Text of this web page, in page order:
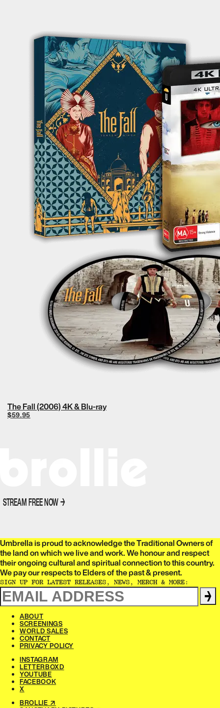
The Fall (2006) 4K & Blu-ray
$59.95
STREAM FREE NOW→
Umbrella is proud to acknowledge the Traditional Owners of
the land on which we live and work. We honour and respect
their ongoing cultural and spiritual connection to this country.
We pay our respects to Elders of the past & present.​​​​‌ ‍ ​‍​‍‌‍ ‌ ​‍‌‍‍‌‌‍‌ ‌‍‍‌‌‍ ‍​‍​‍​ ‍‍​‍​‍‌ ​ ‌‍​‌‌‍ ‍‌‍‍‌‌ ‌​‌ ‍‌​‍ ‍‌‍‍‌‌‍ ​‍​‍​‍ ​​‍​‍‌‍‍​‌ ​‍‌‍‌‌‌‍‌‍​‍​‍​ ‍‍​‍​‍‌‍‍​‌ ‌​‌ ‌​‌ ​​‌ ​ ​ ‍‍​‍ ​‍ ‌ ‌‌‌‍ ‌‌‍​‍‌ ​‍‌‍‌‌‌‍ ​‌‍ ​‌‍​‌​‍ ‍‌ ​ ‌‍​‌‌‍ ‍‌‍‍‌‌ ‌​‌ ‍‌​‍ ‍‌ ​ ‌ ‌​‌ ‌‌‌‍‌​‌‍‍‌‌‍ ​‍ ‌‍‍‌‌‍ ‍‌ ‌​‌‍‌‌‌‍ ‍‌ ‌​​‍ ‌‍‌‌‌‍‌​‌‍‍‌‌ ‌​​‍ ‌‍ ‌‌‍ ‌‍‌​‌‍‌‌​ ‌‌ ​​‌ ​‍‌‍‌‌‌ ​ ‌‍‌‌‌‍ ‍‌ ‌​‌‍​‌‌ ‌​‌‍‍‌‌‍ ‌‍ ‍​ ‍ ‌‍‍‌‌‍‌​​ ‌‌ ​ ‌‍‍‌‌ ‌​‌‍‌‌‌‌​ ‌‍‌‌‌ ‌​‌ ‌​‌‍‍‌‌‍ ‍‌‍‌ ‌ ​ ​ ‍ ‌ ‌​‌ ‍‌‌ ​​‌‍‌‌​ ‌‌ ​ ‌‍‍‌‌ ‌​‌‍‌‌‌‌​ ‌‍‌‌‌ ‌​‌ ‌​‌‍‍‌‌‍ ‍‌‍‌ ‌ ​ ​ ‍ ‌ ​​‌‍​‌‌ ‌​‌‍‍​​ ‌‌‍‌‍‌‍ ‌‍ ‌ ‌​‌‍‌‌‌ ​‍‌​​‌‌‍​ ‌‍‍ ‌‍ ‍‌‍ ‌ ‌ ‌‍ ​‌‍‌‌‌‍‌​‌‍‌ ‌‍‌‌‌‍ ‌‌‍‌‌‌‍ ‍‌ ‌​​‍‌‌​ ‌‌‌​​‍‌‌ ‌‍‍ ‌‍‌‌‌ ‍‌​‍‌‌​ ​ ‌​‌​​‍‌‌​ ​ ‌​‌​​‍‌‌​ ​‍​ ​‍​ ‌‌​ ​‌​ ​ ​ ‌‍​ ‍‌​ ​‌​ ​ ​ ​ ‌‍‌‍​ ‍​​ ‌​​ ​‌​‍‌‌​ ​‍​ ​‍​‍‌‌​ ‌‌‌​‌​​‍ ‍‌‍​ ‌‍‍​‌‍‍‌‌‍ ​‌‍‌​‌ ​‍‌‍‌‌‌‍ ‍​‍‌‌​ ‌‌‌​​‍‌‌ ‌‍‍ ‌‍‌‌‌ ‍‌​‍‌‌​ ​ ‌​‌​​‍‌‌​ ​ ‌​‌​​‍‌‌​ ​‍​ ​‍​ ‌‌‌‍‌​​ ​‍‌‍​‍​ ‌​​ ​‍‌‍‌‍​ ​‍​ ​​‌‍​‌‌‍‌​‌‍​ ​‍‌‌​ ​‍​ ​‍​‍‌‌​ ‌‌‌​‌​​‍ ‍‌ ‌​‌‍‌‌‌ ‍​‌ ‌​​ ‌‍​‍‌‍​‌‌ ​ ‌‍‌‌‌‌‌‌‌ ​‍‌‍ ​​ ‌‌‍‍​‌ ‌​‌ ‌​‌ ​​‌ ​ ​‍‌‌​ ​ ‌​​‌​‍‌‌​ ​‍‌​‌‍​‍‌‌​ ​‍‌​‌‍‌ ‌‌‌‍ ‌‌‍​‍‌ ​‍‌‍‌‌‌‍ ​‌‍ ​‌‍​‌​‍ ‍‌ ​ ‌‍​‌‌‍ ‍‌‍‍‌‌ ‌​‌ ‍‌​‍ ‍‌ ​ ‌ ‌​‌ ‌‌‌‍‌​‌‍‍‌‌‍ ​‍‌‍‌‍‍‌‌‍‌​​ ‌‌ ​ ‌‍‍‌‌ ‌​‌‍‌‌‌‌​ ‌‍‌‌‌ ‌​‌ ‌​‌‍‍‌‌‍ ‍‌‍‌ ‌ ​ ​‍‌‍‌ ‌​‌ ‍‌‌ ​​‌‍‌‌​ ‌‌ ​ ‌‍‍‌‌ ‌​‌‍‌‌‌‌​ ‌‍‌‌‌ ‌​‌ ‌​‌‍‍‌‌‍ ‍‌‍‌ ‌ ​ ​‍‌‍‌ ​​‌‍​‌‌ ‌​‌‍‍​​ ‌‌‍‌‍‌‍ ‌‍ ‌ ‌​‌‍‌‌‌ ​‍‌​​‌‌‍​ ‌‍‍ ‌‍ ‍‌‍ ‌ ‌ ‌‍ ​‌‍‌‌‌‍‌​‌‍‌ ‌‍‌‌‌‍ ‌‌‍‌‌‌‍ ‍‌ ‌​​‍‌‌​ ‌‌‌​​‍‌‌ ‌‍‍ ‌‍‌‌‌ ‍‌​‍‌‌​ ​ ‌​‌​​‍‌‌​ ​ ‌​‌​​‍‌‌​ ​‍​ ​‍​ ‌‌​ ​‌​ ​ ​ ‌‍​ ‍‌​ ​‌​ ​ ​ ​ ‌‍‌‍​ ‍​​ ‌​​ ​‌​‍‌‌​ ​‍​ ​‍​‍‌‌​ ‌‌‌​‌​​‍ ‍‌‍​ ‌‍‍​‌‍‍‌‌‍ ​‌‍‌​‌ ​‍‌‍‌‌‌‍ ‍​‍‌‌​ ‌‌‌​​‍‌‌ ‌‍‍ ‌‍‌‌‌ ‍‌​‍‌‌​ ​ ‌​‌​​‍‌‌​ ​ ‌​‌​​‍‌‌​ ​‍​ ​‍​ ‌‌‌‍‌​​ ​‍‌‍​‍​ ‌​​ ​‍‌‍‌‍​ ​‍​ ​​‌‍​‌‌‍‌​‌‍​ ​‍‌‌​ ​‍​ ​‍​‍‌‌​ ‌‌‌​‌​​‍ ‍‌ ‌​‌‍‌‌‌ ‍​‌ ‌​​‍‌‍‌ ​​‌‍‌‌‌ ​‍‌ ​ ‌ ​​‌‍‌‌‌‍​ ‌ ‌​‌‍‍‌‌ ‌‍‌‍‌‌​ ‌‌ ​​‌ ‌‌‌‍​‍‌‍ ​‌‍‍‌‌ ​ ‌‍‍​‌‍‌‌‌‍‌​​‍​‍‌ ‌
SIGN UP FOR LATEST RELEASES, NEWS, MERCH & MORE:​​​​‌ ‍ ​‍​‍‌‍ ‌ ​‍‌‍‍‌‌‍‌ ‌‍‍‌‌‍ ‍​‍​‍​ ‍‍​‍​‍‌ ​ ‌‍​‌‌‍ ‍‌‍‍‌‌ ‌​‌ ‍‌​‍ ‍‌‍‍‌‌‍ ​‍​‍​‍ ​​‍​‍‌‍‍​‌ ​‍‌‍‌‌‌‍‌‍​‍​‍​ ‍‍​‍​‍‌‍‍​‌ ‌​‌ ‌​‌ ​​‌ ​ ​ ‍‍​‍ ​‍ ‌ ‌‌‌‍ ‌‌‍​‍‌ ​‍‌‍‌‌‌‍ ​‌‍ ​‌‍​‌​‍ ‍‌ ​ ‌‍​‌‌‍ ‍‌‍‍‌‌ ‌​‌ ‍‌​‍ ‍‌ ​ ‌ ‌​‌ ‌‌‌‍‌​‌‍‍‌‌‍ ​‍ ‌‍‍‌‌‍ ‍‌ ‌​‌‍‌‌‌‍ ‍‌ ‌​​‍ ‌‍‌‌‌‍‌​‌‍‍‌‌ ‌​​‍ ‌‍ ‌‌‍ ‌‍‌​‌‍‌‌​ ‌‌ ​​‌ ​‍‌‍‌‌‌ ​ ‌‍‌‌‌‍ ‍‌ ‌​‌‍​‌‌ ‌​‌‍‍‌‌‍ ‌‍ ‍​ ‍ ‌‍‍‌‌‍‌​​ ‌‌ ​ ‌‍‍‌‌ ‌​‌‍‌‌‌‌​ ‌‍‌‌‌ ‌​‌ ‌​‌‍‍‌‌‍ ‍‌‍‌ ‌ ​ ​ ‍ ‌ ‌​‌ ‍‌‌ ​​‌‍‌‌​ ‌‌ ​ ‌‍‍‌‌ ‌​‌‍‌‌‌‌​ ‌‍‌‌‌ ‌​‌ ‌​‌‍‍‌‌‍ ‍‌‍‌ ‌ ​ ​ ‍ ‌ ​​‌‍​‌‌ ‌​‌‍‍​​ ‌‌ ​ ‌ ‌‌‌‍​‍‌ ​ ‌‍​ ‌ ​‍‌‍‍‌‌‍​‍‌‍‌‌‌‌‌​‌‍‌‌‌ ‍​‌ ‌​​ ‌‍​‍‌‍​‌‌ ​ ‌‍‌‌‌‌‌‌‌ ​‍‌‍ ​​ ‌‌‍‍​‌ ‌​‌ ‌​‌ ​​‌ ​ ​‍‌‌​ ​ ‌​​‌​‍‌‌​ ​‍‌​‌‍​‍‌‌​ ​‍‌​‌‍‌ ‌‌‌‍ ‌‌‍​‍‌ ​‍‌‍‌‌‌‍ ​‌‍ ​‌‍​‌​‍ ‍‌ ​ ‌‍​‌‌‍ ‍‌‍‍‌‌ ‌​‌ ‍‌​‍ ‍‌ ​ ‌ ‌​‌ ‌‌‌‍‌​‌‍‍‌‌‍ ​‍‌‍‌‍‍‌‌‍‌​​ ‌‌ ​ ‌‍‍‌‌ ‌​‌‍‌‌‌‌​ ‌‍‌‌‌ ‌​‌ ‌​‌‍‍‌‌‍ ‍‌‍‌ ‌ ​ ​‍‌‍‌ ‌​‌ ‍‌‌ ​​‌‍‌‌​ ‌‌ ​ ‌‍‍‌‌ ‌​‌‍‌‌‌‌​ ‌‍‌‌‌ ‌​‌ ‌​‌‍‍‌‌‍ ‍‌‍‌ ‌ ​ ​‍‌‍‌ ​​‌‍​‌‌ ‌​‌‍‍​​ ‌‌ ​ ‌ ‌‌‌‍​‍‌ ​ ‌‍​ ‌ ​‍‌‍‍‌‌‍​‍‌‍‌‌‌‌‌​‌‍‌‌‌ ‍​‌ ‌​​‍‌‍‌ ​​‌‍‌‌‌ ​‍‌ ​ ‌ ​​‌‍‌‌‌‍​ ‌ ‌​‌‍‍‌‌ ‌‍‌‍‌‌​ ‌‌ ​​‌ ‌‌‌‍​‍‌‍ ​‌‍‍‌‌ ​ ‌‍‍​‌‍‌‌‌‍‌​​‍​‍‌ ‌
→
ABOUT​​​​‌ ‍ ​‍​‍‌‍ ‌ ​‍‌‍‍‌‌‍‌ ‌‍‍‌‌‍ ‍​‍​‍​ ‍‍​‍​‍‌ ​ ‌‍​‌‌‍ ‍‌‍‍‌‌ ‌​‌ ‍‌​‍ ‍‌‍‍‌‌‍ ​‍​‍​‍ ​​‍​‍‌‍‍​‌ ​‍‌‍‌‌‌‍‌‍​‍​‍​ ‍‍​‍​‍‌‍‍​‌ ‌​‌ ‌​‌ ​​‌ ​ ​ ‍‍​‍ ​‍ ‌ ‌‌‌‍ ‌‌‍​‍‌ ​‍‌‍‌‌‌‍ ​‌‍ ​‌‍​‌​‍ ‍‌ ​ ‌‍​‌‌‍ ‍‌‍‍‌‌ ‌​‌ ‍‌​‍ ‍‌ ​ ‌ ‌​‌ ‌‌‌‍‌​‌‍‍‌‌‍ ​‍ ‌‍‍‌‌‍ ‍‌ ‌​‌‍‌‌‌‍ ‍‌ ‌​​‍ ‌‍‌‌‌‍‌​‌‍‍‌‌ ‌​​‍ ‌‍ ‌‌‍ ‌‍‌​‌‍‌‌​ ‌‌ ​​‌ ​‍‌‍‌‌‌ ​ ‌‍‌‌‌‍ ‍‌ ‌​‌‍​‌‌ ‌​‌‍‍‌‌‍ ‌‍ ‍​ ‍ ‌‍‍‌‌‍‌​​ ‌‌ ​ ‌‍‍‌‌ ‌​‌‍‌‌‌‌​ ‌‍‌‌‌ ‌​‌ ‌​‌‍‍‌‌‍ ‍‌‍‌ ‌ ​ ​ ‍ ‌ ‌​‌ ‍‌‌ ​​‌‍‌‌​ ‌‌ ​ ‌‍‍‌‌ ‌​‌‍‌‌‌‌​ ‌‍‌‌‌ ‌​‌ ‌​‌‍‍‌‌‍ ‍‌‍‌ ‌ ​ ​ ‍ ‌ ​​‌‍​‌‌ ‌​‌‍‍​​ ‌‌‍‌‍‌‍ ‌‍ ‌ ‌​‌‍‌‌‌ ​‍‌​ ‌‌‍‌‌‌‍ ‍‌ ‌‌​‍‌‌​ ‌‌‌​​‍‌‌ ‌‍‍ ‌‍‌‌‌ ‍‌​‍‌‌​ ​ ‌​‌​​‍‌‌​ ​ ‌​‌​​‍‌‌​ ​‍​ ​‍​ ​‍​ ​​​ ​‌​ ​​​ ​ ​ ​​​ ​‍​ ​ ​‍ ‌​ ‌​​ ‌​​ ‌​‌‍‌‌​‍ ‌​ ‌​‌‍​‌‌‍​‍​ ​‌​‍ ‌‌‍​‍​ ‍‌‌‍​‌​ ‌‌​‍ ‌​ ‌‍​ ​​​ ‍​​ ‌ ‌‍‌‌​ ​​​ ​ ​ ‍‌‌‍​‌‌‍‌​​ ​‍​ ​ ​‍‌‌​ ​‍​ ​‍​‍‌‌​ ‌‌‌​‌​​‍ ‍‌ ‌​‌‍‍‌‌ ‌​‌‍ ​‌‍‌‌​ ‌‍​‍‌‍​‌‌ ​ ‌‍‌‌‌‌‌‌‌ ​‍‌‍ ​​ ‌‌‍‍​‌ ‌​‌ ‌​‌ ​​‌ ​ ​‍‌‌​ ​ ‌​​‌​‍‌‌​ ​‍‌​‌‍​‍‌‌​ ​‍‌​‌‍‌ ‌‌‌‍ ‌‌‍​‍‌ ​‍‌‍‌‌‌‍ ​‌‍ ​‌‍​‌​‍ ‍‌ ​ ‌‍​‌‌‍ ‍‌‍‍‌‌ ‌​‌ ‍‌​‍ ‍‌ ​ ‌ ‌​‌ ‌‌‌‍‌​‌‍‍‌‌‍ ​‍‌‍‌‍‍‌‌‍‌​​ ‌‌ ​ ‌‍‍‌‌ ‌​‌‍‌‌‌‌​ ‌‍‌‌‌ ‌​‌ ‌​‌‍‍‌‌‍ ‍‌‍‌ ‌ ​ ​‍‌‍‌ ‌​‌ ‍‌‌ ​​‌‍‌‌​ ‌‌ ​ ‌‍‍‌‌ ‌​‌‍‌‌‌‌​ ‌‍‌‌‌ ‌​‌ ‌​‌‍‍‌‌‍ ‍‌‍‌ ‌ ​ ​‍‌‍‌ ​​‌‍​‌‌ ‌​‌‍‍​​ ‌‌‍‌‍‌‍ ‌‍ ‌ ‌​‌‍‌‌‌ ​‍‌​ ‌‌‍‌‌‌‍ ‍‌ ‌‌​‍‌‌​ ‌‌‌​​‍‌‌ ‌‍‍ ‌‍‌‌‌ ‍‌​‍‌‌​ ​ ‌​‌​​‍‌‌​ ​ ‌​‌​​‍‌‌​ ​‍​ ​‍​ ​‍​ ​​​ ​‌​ ​​​ ​ ​ ​​​ ​‍​ ​ ​‍ ‌​ ‌​​ ‌​​ ‌​‌‍‌‌​‍ ‌​ ‌​‌‍​‌‌‍​‍​ ​‌​‍ ‌‌‍​‍​ ‍‌‌‍​‌​ ‌‌​‍ ‌​ ‌‍​ ​​​ ‍​​ ‌ ‌‍‌‌​ ​​​ ​ ​ ‍‌‌‍​‌‌‍‌​​ ​‍​ ​ ​‍‌‌​ ​‍​ ​‍​‍‌‌​ ‌‌‌​‌​​‍ ‍‌ ‌​‌‍‍‌‌ ‌​‌‍ ​‌‍‌‌​‍‌‍‌ ​​‌‍‌‌‌ ​‍‌ ​ ‌ ​​‌‍‌‌‌‍​ ‌ ‌​‌‍‍‌‌ ‌‍‌‍‌‌​ ‌‌ ​​‌ ‌‌‌‍​‍‌‍ ​‌‍‍‌‌ ​ ‌‍‍​‌‍‌‌‌‍‌​​‍​‍‌ ‌
SCREENINGS​​​​‌ ‍ ​‍​‍‌‍ ‌ ​‍‌‍‍‌‌‍‌ ‌‍‍‌‌‍ ‍​‍​‍​ ‍‍​‍​‍‌ ​ ‌‍​‌‌‍ ‍‌‍‍‌‌ ‌​‌ ‍‌​‍ ‍‌‍‍‌‌‍ ​‍​‍​‍ ​​‍​‍‌‍‍​‌ ​‍‌‍‌‌‌‍‌‍​‍​‍​ ‍‍​‍​‍‌‍‍​‌ ‌​‌ ‌​‌ ​​‌ ​ ​ ‍‍​‍ ​‍ ‌ ‌‌‌‍ ‌‌‍​‍‌ ​‍‌‍‌‌‌‍ ​‌‍ ​‌‍​‌​‍ ‍‌ ​ ‌‍​‌‌‍ ‍‌‍‍‌‌ ‌​‌ ‍‌​‍ ‍‌ ​ ‌ ‌​‌ ‌‌‌‍‌​‌‍‍‌‌‍ ​‍ ‌‍‍‌‌‍ ‍‌ ‌​‌‍‌‌‌‍ ‍‌ ‌​​‍ ‌‍‌‌‌‍‌​‌‍‍‌‌ ‌​​‍ ‌‍ ‌‌‍ ‌‍‌​‌‍‌‌​ ‌‌ ​​‌ ​‍‌‍‌‌‌ ​ ‌‍‌‌‌‍ ‍‌ ‌​‌‍​‌‌ ‌​‌‍‍‌‌‍ ‌‍ ‍​ ‍ ‌‍‍‌‌‍‌​​ ‌‌ ​ ‌‍‍‌‌ ‌​‌‍‌‌‌‌​ ‌‍‌‌‌ ‌​‌ ‌​‌‍‍‌‌‍ ‍‌‍‌ ‌ ​ ​ ‍ ‌ ‌​‌ ‍‌‌ ​​‌‍‌‌​ ‌‌ ​ ‌‍‍‌‌ ‌​‌‍‌‌‌‌​ ‌‍‌‌‌ ‌​‌ ‌​‌‍‍‌‌‍ ‍‌‍‌ ‌ ​ ​ ‍ ‌ ​​‌‍​‌‌ ‌​‌‍‍​​ ‌‌‍‌‍‌‍ ‌‍ ‌ ‌​‌‍‌‌‌ ​‍‌​ ‌‌‍‌‌‌‍ ‍‌ ‌‌​‍‌‌​ ‌‌‌​​‍‌‌ ‌‍‍ ‌‍‌‌‌ ‍‌​‍‌‌​ ​ ‌​‌​​‍‌‌​ ​ ‌​‌​​‍‌‌​ ​‍​ ​‍‌‍‌​​ ‍​​ ​‍‌‍‌​‌‍​‍​ ‍​​ ‍‌​ ​ ​ ​‍​ ​‌​ ​‌‌‍​‌​‍‌‌​ ​‍​ ​‍​‍‌‌​ ‌‌‌​‌​​‍ ‍‌ ‌​‌‍‍‌‌ ‌​‌‍ ​‌‍‌‌​ ‌‍​‍‌‍​‌‌ ​ ‌‍‌‌‌‌‌‌‌ ​‍‌‍ ​​ ‌‌‍‍​‌ ‌​‌ ‌​‌ ​​‌ ​ ​‍‌‌​ ​ ‌​​‌​‍‌‌​ ​‍‌​‌‍​‍‌‌​ ​‍‌​‌‍‌ ‌‌‌‍ ‌‌‍​‍‌ ​‍‌‍‌‌‌‍ ​‌‍ ​‌‍​‌​‍ ‍‌ ​ ‌‍​‌‌‍ ‍‌‍‍‌‌ ‌​‌ ‍‌​‍ ‍‌ ​ ‌ ‌​‌ ‌‌‌‍‌​‌‍‍‌‌‍ ​‍‌‍‌‍‍‌‌‍‌​​ ‌‌ ​ ‌‍‍‌‌ ‌​‌‍‌‌‌‌​ ‌‍‌‌‌ ‌​‌ ‌​‌‍‍‌‌‍ ‍‌‍‌ ‌ ​ ​‍‌‍‌ ‌​‌ ‍‌‌ ​​‌‍‌‌​ ‌‌ ​ ‌‍‍‌‌ ‌​‌‍‌‌‌‌​ ‌‍‌‌‌ ‌​‌ ‌​‌‍‍‌‌‍ ‍‌‍‌ ‌ ​ ​‍‌‍‌ ​​‌‍​‌‌ ‌​‌‍‍​​ ‌‌‍‌‍‌‍ ‌‍ ‌ ‌​‌‍‌‌‌ ​‍‌​ ‌‌‍‌‌‌‍ ‍‌ ‌‌​‍‌‌​ ‌‌‌​​‍‌‌ ‌‍‍ ‌‍‌‌‌ ‍‌​‍‌‌​ ​ ‌​‌​​‍‌‌​ ​ ‌​‌​​‍‌‌​ ​‍​ ​‍‌‍‌​​ ‍​​ ​‍‌‍‌​‌‍​‍​ ‍​​ ‍‌​ ​ ​ ​‍​ ​‌​ ​‌‌‍​‌​‍‌‌​ ​‍​ ​‍​‍‌‌​ ‌‌‌​‌​​‍ ‍‌ ‌​‌‍‍‌‌ ‌​‌‍ ​‌‍‌‌​‍‌‍‌ ​​‌‍‌‌‌ ​‍‌ ​ ‌ ​​‌‍‌‌‌‍​ ‌ ‌​‌‍‍‌‌ ‌‍‌‍‌‌​ ‌‌ ​​‌ ‌‌‌‍​‍‌‍ ​‌‍‍‌‌ ​ ‌‍‍​‌‍‌‌‌‍‌​​‍​‍‌ ‌
WORLD SALES​​​​‌ ‍ ​‍​‍‌‍ ‌ ​‍‌‍‍‌‌‍‌ ‌‍‍‌‌‍ ‍​‍​‍​ ‍‍​‍​‍‌ ​ ‌‍​‌‌‍ ‍‌‍‍‌‌ ‌​‌ ‍‌​‍ ‍‌‍‍‌‌‍ ​‍​‍​‍ ​​‍​‍‌‍‍​‌ ​‍‌‍‌‌‌‍‌‍​‍​‍​ ‍‍​‍​‍‌‍‍​‌ ‌​‌ ‌​‌ ​​‌ ​ ​ ‍‍​‍ ​‍ ‌ ‌‌‌‍ ‌‌‍​‍‌ ​‍‌‍‌‌‌‍ ​‌‍ ​‌‍​‌​‍ ‍‌ ​ ‌‍​‌‌‍ ‍‌‍‍‌‌ ‌​‌ ‍‌​‍ ‍‌ ​ ‌ ‌​‌ ‌‌‌‍‌​‌‍‍‌‌‍ ​‍ ‌‍‍‌‌‍ ‍‌ ‌​‌‍‌‌‌‍ ‍‌ ‌​​‍ ‌‍‌‌‌‍‌​‌‍‍‌‌ ‌​​‍ ‌‍ ‌‌‍ ‌‍‌​‌‍‌‌​ ‌‌ ​​‌ ​‍‌‍‌‌‌ ​ ‌‍‌‌‌‍ ‍‌ ‌​‌‍​‌‌ ‌​‌‍‍‌‌‍ ‌‍ ‍​ ‍ ‌‍‍‌‌‍‌​​ ‌‌ ​ ‌‍‍‌‌ ‌​‌‍‌‌‌‌​ ‌‍‌‌‌ ‌​‌ ‌​‌‍‍‌‌‍ ‍‌‍‌ ‌ ​ ​ ‍ ‌ ‌​‌ ‍‌‌ ​​‌‍‌‌​ ‌‌ ​ ‌‍‍‌‌ ‌​‌‍‌‌‌‌​ ‌‍‌‌‌ ‌​‌ ‌​‌‍‍‌‌‍ ‍‌‍‌ ‌ ​ ​ ‍ ‌ ​​‌‍​‌‌ ‌​‌‍‍​​ ‌‌‍‌‍‌‍ ‌‍ ‌ ‌​‌‍‌‌‌ ​‍‌​ ‌‌‍‌‌‌‍ ‍‌ ‌‌​‍‌‌​ ‌‌‌​​‍‌‌ ‌‍‍ ‌‍‌‌‌ ‍‌​‍‌‌​ ​ ‌​‌​​‍‌‌​ ​ ‌​‌​​‍‌‌​ ​‍​ ​‍​ ​‌​ ​​​ ​ ​ ‍​​ ​‌​ ​​​ ​‍​ ‌​​‍ ‌‌‍​‌‌‍‌​‌‍‌​‌‍​ ​‍ ‌​ ‌​​ ‍‌​ ​ ​ ‌​​‍ ‌‌‍​‌​ ​‌​ ‌​‌‍​ ​‍ ‌‌‍‌‌​ ​‌​ ‌‍​ ‌‌​ ​ ​ ‍‌​ ‍​​ ‌‍‌‍‌‍‌‍​ ‌‍‌‌​ ​‍​‍‌‌​ ​‍​ ​‍​‍‌‌​ ‌‌‌​‌​​‍ ‍‌ ‌​‌‍‍‌‌ ‌​‌‍ ​‌‍‌‌​ ‌‍​‍‌‍​‌‌ ​ ‌‍‌‌‌‌‌‌‌ ​‍‌‍ ​​ ‌‌‍‍​‌ ‌​‌ ‌​‌ ​​‌ ​ ​‍‌‌​ ​ ‌​​‌​‍‌‌​ ​‍‌​‌‍​‍‌‌​ ​‍‌​‌‍‌ ‌‌‌‍ ‌‌‍​‍‌ ​‍‌‍‌‌‌‍ ​‌‍ ​‌‍​‌​‍ ‍‌ ​ ‌‍​‌‌‍ ‍‌‍‍‌‌ ‌​‌ ‍‌​‍ ‍‌ ​ ‌ ‌​‌ ‌‌‌‍‌​‌‍‍‌‌‍ ​‍‌‍‌‍‍‌‌‍‌​​ ‌‌ ​ ‌‍‍‌‌ ‌​‌‍‌‌‌‌​ ‌‍‌‌‌ ‌​‌ ‌​‌‍‍‌‌‍ ‍‌‍‌ ‌ ​ ​‍‌‍‌ ‌​‌ ‍‌‌ ​​‌‍‌‌​ ‌‌ ​ ‌‍‍‌‌ ‌​‌‍‌‌‌‌​ ‌‍‌‌‌ ‌​‌ ‌​‌‍‍‌‌‍ ‍‌‍‌ ‌ ​ ​‍‌‍‌ ​​‌‍​‌‌ ‌​‌‍‍​​ ‌‌‍‌‍‌‍ ‌‍ ‌ ‌​‌‍‌‌‌ ​‍‌​ ‌‌‍‌‌‌‍ ‍‌ ‌‌​‍‌‌​ ‌‌‌​​‍‌‌ ‌‍‍ ‌‍‌‌‌ ‍‌​‍‌‌​ ​ ‌​‌​​‍‌‌​ ​ ‌​‌​​‍‌‌​ ​‍​ ​‍​ ​‌​ ​​​ ​ ​ ‍​​ ​‌​ ​​​ ​‍​ ‌​​‍ ‌‌‍​‌‌‍‌​‌‍‌​‌‍​ ​‍ ‌​ ‌​​ ‍‌​ ​ ​ ‌​​‍ ‌‌‍​‌​ ​‌​ ‌​‌‍​ ​‍ ‌‌‍‌‌​ ​‌​ ‌‍​ ‌‌​ ​ ​ ‍‌​ ‍​​ ‌‍‌‍‌‍‌‍​ ‌‍‌‌​ ​‍​‍‌‌​ ​‍​ ​‍​‍‌‌​ ‌‌‌​‌​​‍ ‍‌ ‌​‌‍‍‌‌ ‌​‌‍ ​‌‍‌‌​‍‌‍‌ ​​‌‍‌‌‌ ​‍‌ ​ ‌ ​​‌‍‌‌‌‍​ ‌ ‌​‌‍‍‌‌ ‌‍‌‍‌‌​ ‌‌ ​​‌ ‌‌‌‍​‍‌‍ ​‌‍‍‌‌ ​ ‌‍‍​‌‍‌‌‌‍‌​​‍​‍‌ ‌
CONTACT​​​​‌ ‍ ​‍​‍‌‍ ‌ ​‍‌‍‍‌‌‍‌ ‌‍‍‌‌‍ ‍​‍​‍​ ‍‍​‍​‍‌ ​ ‌‍​‌‌‍ ‍‌‍‍‌‌ ‌​‌ ‍‌​‍ ‍‌‍‍‌‌‍ ​‍​‍​‍ ​​‍​‍‌‍‍​‌ ​‍‌‍‌‌‌‍‌‍​‍​‍​ ‍‍​‍​‍‌‍‍​‌ ‌​‌ ‌​‌ ​​‌ ​ ​ ‍‍​‍ ​‍ ‌ ‌‌‌‍ ‌‌‍​‍‌ ​‍‌‍‌‌‌‍ ​‌‍ ​‌‍​‌​‍ ‍‌ ​ ‌‍​‌‌‍ ‍‌‍‍‌‌ ‌​‌ ‍‌​‍ ‍‌ ​ ‌ ‌​‌ ‌‌‌‍‌​‌‍‍‌‌‍ ​‍ ‌‍‍‌‌‍ ‍‌ ‌​‌‍‌‌‌‍ ‍‌ ‌​​‍ ‌‍‌‌‌‍‌​‌‍‍‌‌ ‌​​‍ ‌‍ ‌‌‍ ‌‍‌​‌‍‌‌​ ‌‌ ​​‌ ​‍‌‍‌‌‌ ​ ‌‍‌‌‌‍ ‍‌ ‌​‌‍​‌‌ ‌​‌‍‍‌‌‍ ‌‍ ‍​ ‍ ‌‍‍‌‌‍‌​​ ‌‌ ​ ‌‍‍‌‌ ‌​‌‍‌‌‌‌​ ‌‍‌‌‌ ‌​‌ ‌​‌‍‍‌‌‍ ‍‌‍‌ ‌ ​ ​ ‍ ‌ ‌​‌ ‍‌‌ ​​‌‍‌‌​ ‌‌ ​ ‌‍‍‌‌ ‌​‌‍‌‌‌‌​ ‌‍‌‌‌ ‌​‌ ‌​‌‍‍‌‌‍ ‍‌‍‌ ‌ ​ ​ ‍ ‌ ​​‌‍​‌‌ ‌​‌‍‍​​ ‌‌‍‌‍‌‍ ‌‍ ‌ ‌​‌‍‌‌‌ ​‍‌​ ‌‌‍‌‌‌‍ ‍‌ ‌‌​‍‌‌​ ‌‌‌​​‍‌‌ ‌‍‍ ‌‍‌‌‌ ‍‌​‍‌‌​ ​ ‌​‌​​‍‌‌​ ​ ‌​‌​​‍‌‌​ ​‍​ ​‍​ ​ ‌‍​ ​ ​‍​ ‌ ​ ‍​​ ‌​​ ‌​‌‍​‍​‍ ‌‌‍‌​‌‍‌‍‌‍​ ​ ‌‍​‍ ‌​ ‌​‌‍​‌‌‍​‍​ ​‍​‍ ‌‌‍​‌‌‍​‍​ ​​​ ‌​​‍ ‌‌‍‌‍​ ​​‌‍‌​​ ‌​​ ‌‌‌‍‌​​ ‍​​ ​‌‌‍​ ​ ‌‌‌‍​‌​ ‍​​‍‌‌​ ​‍​ ​‍​‍‌‌​ ‌‌‌​‌​​‍ ‍‌ ‌​‌‍‍‌‌ ‌​‌‍ ​‌‍‌‌​ ‌‍​‍‌‍​‌‌ ​ ‌‍‌‌‌‌‌‌‌ ​‍‌‍ ​​ ‌‌‍‍​‌ ‌​‌ ‌​‌ ​​‌ ​ ​‍‌‌​ ​ ‌​​‌​‍‌‌​ ​‍‌​‌‍​‍‌‌​ ​‍‌​‌‍‌ ‌‌‌‍ ‌‌‍​‍‌ ​‍‌‍‌‌‌‍ ​‌‍ ​‌‍​‌​‍ ‍‌ ​ ‌‍​‌‌‍ ‍‌‍‍‌‌ ‌​‌ ‍‌​‍ ‍‌ ​ ‌ ‌​‌ ‌‌‌‍‌​‌‍‍‌‌‍ ​‍‌‍‌‍‍‌‌‍‌​​ ‌‌ ​ ‌‍‍‌‌ ‌​‌‍‌‌‌‌​ ‌‍‌‌‌ ‌​‌ ‌​‌‍‍‌‌‍ ‍‌‍‌ ‌ ​ ​‍‌‍‌ ‌​‌ ‍‌‌ ​​‌‍‌‌​ ‌‌ ​ ‌‍‍‌‌ ‌​‌‍‌‌‌‌​ ‌‍‌‌‌ ‌​‌ ‌​‌‍‍‌‌‍ ‍‌‍‌ ‌ ​ ​‍‌‍‌ ​​‌‍​‌‌ ‌​‌‍‍​​ ‌‌‍‌‍‌‍ ‌‍ ‌ ‌​‌‍‌‌‌ ​‍‌​ ‌‌‍‌‌‌‍ ‍‌ ‌‌​‍‌‌​ ‌‌‌​​‍‌‌ ‌‍‍ ‌‍‌‌‌ ‍‌​‍‌‌​ ​ ‌​‌​​‍‌‌​ ​ ‌​‌​​‍‌‌​ ​‍​ ​‍​ ​ ‌‍​ ​ ​‍​ ‌ ​ ‍​​ ‌​​ ‌​‌‍​‍​‍ ‌‌‍‌​‌‍‌‍‌‍​ ​ ‌‍​‍ ‌​ ‌​‌‍​‌‌‍​‍​ ​‍​‍ ‌‌‍​‌‌‍​‍​ ​​​ ‌​​‍ ‌‌‍‌‍​ ​​‌‍‌​​ ‌​​ ‌‌‌‍‌​​ ‍​​ ​‌‌‍​ ​ ‌‌‌‍​‌​ ‍​​‍‌‌​ ​‍​ ​‍​‍‌‌​ ‌‌‌​‌​​‍ ‍‌ ‌​‌‍‍‌‌ ‌​‌‍ ​‌‍‌‌​‍‌‍‌ ​​‌‍‌‌‌ ​‍‌ ​ ‌ ​​‌‍‌‌‌‍​ ‌ ‌​‌‍‍‌‌ ‌‍‌‍‌‌​ ‌‌ ​​‌ ‌‌‌‍​‍‌‍ ​‌‍‍‌‌ ​ ‌‍‍​‌‍‌‌‌‍‌​​‍​‍‌ ‌
PRIVACY POLICY​​​​‌ ‍ ​‍​‍‌‍ ‌ ​‍‌‍‍‌‌‍‌ ‌‍‍‌‌‍ ‍​‍​‍​ ‍‍​‍​‍‌ ​ ‌‍​‌‌‍ ‍‌‍‍‌‌ ‌​‌ ‍‌​‍ ‍‌‍‍‌‌‍ ​‍​‍​‍ ​​‍​‍‌‍‍​‌ ​‍‌‍‌‌‌‍‌‍​‍​‍​ ‍‍​‍​‍‌‍‍​‌ ‌​‌ ‌​‌ ​​‌ ​ ​ ‍‍​‍ ​‍ ‌ ‌‌‌‍ ‌‌‍​‍‌ ​‍‌‍‌‌‌‍ ​‌‍ ​‌‍​‌​‍ ‍‌ ​ ‌‍​‌‌‍ ‍‌‍‍‌‌ ‌​‌ ‍‌​‍ ‍‌ ​ ‌ ‌​‌ ‌‌‌‍‌​‌‍‍‌‌‍ ​‍ ‌‍‍‌‌‍ ‍‌ ‌​‌‍‌‌‌‍ ‍‌ ‌​​‍ ‌‍‌‌‌‍‌​‌‍‍‌‌ ‌​​‍ ‌‍ ‌‌‍ ‌‍‌​‌‍‌‌​ ‌‌ ​​‌ ​‍‌‍‌‌‌ ​ ‌‍‌‌‌‍ ‍‌ ‌​‌‍​‌‌ ‌​‌‍‍‌‌‍ ‌‍ ‍​ ‍ ‌‍‍‌‌‍‌​​ ‌‌ ​ ‌‍‍‌‌ ‌​‌‍‌‌‌‌​ ‌‍‌‌‌ ‌​‌ ‌​‌‍‍‌‌‍ ‍‌‍‌ ‌ ​ ​ ‍ ‌ ‌​‌ ‍‌‌ ​​‌‍‌‌​ ‌‌ ​ ‌‍‍‌‌ ‌​‌‍‌‌‌‌​ ‌‍‌‌‌ ‌​‌ ‌​‌‍‍‌‌‍ ‍‌‍‌ ‌ ​ ​ ‍ ‌ ​​‌‍​‌‌ ‌​‌‍‍​​ ‌‌‍‌‍‌‍ ‌‍ ‌ ‌​‌‍‌‌‌ ​‍‌​ ‌‌‍‌‌‌‍ ‍‌ ‌‌​‍‌‌​ ‌‌‌​​‍‌‌ ‌‍‍ ‌‍‌‌‌ ‍‌​‍‌‌​ ​ ‌​‌​​‍‌‌​ ​ ‌​‌​​‍‌‌​ ​‍​ ​‍‌‍‌‍‌‍​‍‌‍​‌​ ‍​​ ‌‌​ ‍‌​ ‌‍​ ‍‌​‍ ‌​ ‌‌​ ​​​ ‌ ‌‍‌‍​‍ ‌​ ‌​​ ‌​​ ​‍‌‍​‌​‍ ‌​ ‍‌​ ‌‌‌‍‌‌​ ‌ ​‍ ‌‌‍‌‍‌‍‌‌​ ‍​​ ‌​‌‍‌​​ ​‌​ ‍‌​ ​‌​ ‌‌​ ‍​​ ​ ‌‍​‌​‍‌‌​ ​‍​ ​‍​‍‌‌​ ‌‌‌​‌​​‍ ‍‌ ‌​‌‍‍‌‌ ‌​‌‍ ​‌‍‌‌​ ‌‍​‍‌‍​‌‌ ​ ‌‍‌‌‌‌‌‌‌ ​‍‌‍ ​​ ‌‌‍‍​‌ ‌​‌ ‌​‌ ​​‌ ​ ​‍‌‌​ ​ ‌​​‌​‍‌‌​ ​‍‌​‌‍​‍‌‌​ ​‍‌​‌‍‌ ‌‌‌‍ ‌‌‍​‍‌ ​‍‌‍‌‌‌‍ ​‌‍ ​‌‍​‌​‍ ‍‌ ​ ‌‍​‌‌‍ ‍‌‍‍‌‌ ‌​‌ ‍‌​‍ ‍‌ ​ ‌ ‌​‌ ‌‌‌‍‌​‌‍‍‌‌‍ ​‍‌‍‌‍‍‌‌‍‌​​ ‌‌ ​ ‌‍‍‌‌ ‌​‌‍‌‌‌‌​ ‌‍‌‌‌ ‌​‌ ‌​‌‍‍‌‌‍ ‍‌‍‌ ‌ ​ ​‍‌‍‌ ‌​‌ ‍‌‌ ​​‌‍‌‌​ ‌‌ ​ ‌‍‍‌‌ ‌​‌‍‌‌‌‌​ ‌‍‌‌‌ ‌​‌ ‌​‌‍‍‌‌‍ ‍‌‍‌ ‌ ​ ​‍‌‍‌ ​​‌‍​‌‌ ‌​‌‍‍​​ ‌‌‍‌‍‌‍ ‌‍ ‌ ‌​‌‍‌‌‌ ​‍‌​ ‌‌‍‌‌‌‍ ‍‌ ‌‌​‍‌‌​ ‌‌‌​​‍‌‌ ‌‍‍ ‌‍‌‌‌ ‍‌​‍‌‌​ ​ ‌​‌​​‍‌‌​ ​ ‌​‌​​‍‌‌​ ​‍​ ​‍‌‍‌‍‌‍​‍‌‍​‌​ ‍​​ ‌‌​ ‍‌​ ‌‍​ ‍‌​‍ ‌​ ‌‌​ ​​​ ‌ ‌‍‌‍​‍ ‌​ ‌​​ ‌​​ ​‍‌‍​‌​‍ ‌​ ‍‌​ ‌‌‌‍‌‌​ ‌ ​‍ ‌‌‍‌‍‌‍‌‌​ ‍​​ ‌​‌‍‌​​ ​‌​ ‍‌​ ​‌​ ‌‌​ ‍​​ ​ ‌‍​‌​‍‌‌​ ​‍​ ​‍​‍‌‌​ ‌‌‌​‌​​‍ ‍‌ ‌​‌‍‍‌‌ ‌​‌‍ ​‌‍‌‌​‍‌‍‌ ​​‌‍‌‌‌ ​‍‌ ​ ‌ ​​‌‍‌‌‌‍​ ‌ ‌​‌‍‍‌‌ ‌‍‌‍‌‌​ ‌‌ ​​‌ ‌‌‌‍​‍‌‍ ​‌‍‍‌‌ ​ ‌‍‍​‌‍‌‌‌‍‌​​‍​‍‌ ‌
INSTAGRAM​​​​‌ ‍ ​‍​‍‌‍ ‌ ​‍‌‍‍‌‌‍‌ ‌‍‍‌‌‍ ‍​‍​‍​ ‍‍​‍​‍‌ ​ ‌‍​‌‌‍ ‍‌‍‍‌‌ ‌​‌ ‍‌​‍ ‍‌‍‍‌‌‍ ​‍​‍​‍ ​​‍​‍‌‍‍​‌ ​‍‌‍‌‌‌‍‌‍​‍​‍​ ‍‍​‍​‍‌‍‍​‌ ‌​‌ ‌​‌ ​​‌ ​ ​ ‍‍​‍ ​‍ ‌ ‌‌‌‍ ‌‌‍​‍‌ ​‍‌‍‌‌‌‍ ​‌‍ ​‌‍​‌​‍ ‍‌ ​ ‌‍​‌‌‍ ‍‌‍‍‌‌ ‌​‌ ‍‌​‍ ‍‌ ​ ‌ ‌​‌ ‌‌‌‍‌​‌‍‍‌‌‍ ​‍ ‌‍‍‌‌‍ ‍‌ ‌​‌‍‌‌‌‍ ‍‌ ‌​​‍ ‌‍‌‌‌‍‌​‌‍‍‌‌ ‌​​‍ ‌‍ ‌‌‍ ‌‍‌​‌‍‌‌​ ‌‌ ​​‌ ​‍‌‍‌‌‌ ​ ‌‍‌‌‌‍ ‍‌ ‌​‌‍​‌‌ ‌​‌‍‍‌‌‍ ‌‍ ‍​ ‍ ‌‍‍‌‌‍‌​​ ‌‌ ​ ‌‍‍‌‌ ‌​‌‍‌‌‌‌​ ‌‍‌‌‌ ‌​‌ ‌​‌‍‍‌‌‍ ‍‌‍‌ ‌ ​ ​ ‍ ‌ ‌​‌ ‍‌‌ ​​‌‍‌‌​ ‌‌ ​ ‌‍‍‌‌ ‌​‌‍‌‌‌‌​ ‌‍‌‌‌ ‌​‌ ‌​‌‍‍‌‌‍ ‍‌‍‌ ‌ ​ ​ ‍ ‌ ​​‌‍​‌‌ ‌​‌‍‍​​ ‌‌ ​ ‌‍ ‌‍​ ‌‍‍‌‌‍​‌‌‍ ​‌​ ​‌‍‍‌‌‍ ‍‌‍‍ ‌ ​ ​‍‌‌​ ‌‌‌​​‍‌‌ ‌‍‍ ‌‍‌‌‌ ‍‌​‍‌‌​ ​ ‌​‌​​‍‌‌​ ​ ‌​‌​​‍‌‌​ ​‍​ ​‍​ ‍​​ ​​​ ‌‌‌‍​‌​ ​​​ ‌​‌‍‌‌​ ‌ ​‍ ‌‌‍​‌​ ‍‌​ ​ ​ ​ ​‍ ‌​ ‌​​ ‌‌​ ‍‌‌‍​‍​‍ ‌‌‍​‌‌‍​‍‌‍‌​​ ‌‌​‍ ‌‌‍​‌‌‍​‍‌‍​‍‌‍‌‌‌‍​‍‌‍​‍​ ‍‌​ ​‌​ ‍‌​ ‌​​ ‌‍​ ‌‍​‍‌‌​ ​‍​ ​‍​‍‌‌​ ‌‌‌​‌​​‍ ‍‌ ‌​‌‍‍‌‌ ‌​‌‍ ​‌‍‌‌​ ‌‍​‍‌‍​‌‌ ​ ‌‍‌‌‌‌‌‌‌ ​‍‌‍ ​​ ‌‌‍‍​‌ ‌​‌ ‌​‌ ​​‌ ​ ​‍‌‌​ ​ ‌​​‌​‍‌‌​ ​‍‌​‌‍​‍‌‌​ ​‍‌​‌‍‌ ‌‌‌‍ ‌‌‍​‍‌ ​‍‌‍‌‌‌‍ ​‌‍ ​‌‍​‌​‍ ‍‌ ​ ‌‍​‌‌‍ ‍‌‍‍‌‌ ‌​‌ ‍‌​‍ ‍‌ ​ ‌ ‌​‌ ‌‌‌‍‌​‌‍‍‌‌‍ ​‍‌‍‌‍‍‌‌‍‌​​ ‌‌ ​ ‌‍‍‌‌ ‌​‌‍‌‌‌‌​ ‌‍‌‌‌ ‌​‌ ‌​‌‍‍‌‌‍ ‍‌‍‌ ‌ ​ ​‍‌‍‌ ‌​‌ ‍‌‌ ​​‌‍‌‌​ ‌‌ ​ ‌‍‍‌‌ ‌​‌‍‌‌‌‌​ ‌‍‌‌‌ ‌​‌ ‌​‌‍‍‌‌‍ ‍‌‍‌ ‌ ​ ​‍‌‍‌ ​​‌‍​‌‌ ‌​‌‍‍​​ ‌‌ ​ ‌‍ ‌‍​ ‌‍‍‌‌‍​‌‌‍ ​‌​ ​‌‍‍‌‌‍ ‍‌‍‍ ‌ ​ ​‍‌‌​ ‌‌‌​​‍‌‌ ‌‍‍ ‌‍‌‌‌ ‍‌​‍‌‌​ ​ ‌​‌​​‍‌‌​ ​ ‌​‌​​‍‌‌​ ​‍​ ​‍​ ‍​​ ​​​ ‌‌‌‍​‌​ ​​​ ‌​‌‍‌‌​ ‌ ​‍ ‌‌‍​‌​ ‍‌​ ​ ​ ​ ​‍ ‌​ ‌​​ ‌‌​ ‍‌‌‍​‍​‍ ‌‌‍​‌‌‍​‍‌‍‌​​ ‌‌​‍ ‌‌‍​‌‌‍​‍‌‍​‍‌‍‌‌‌‍​‍‌‍​‍​ ‍‌​ ​‌​ ‍‌​ ‌​​ ‌‍​ ‌‍​‍‌‌​ ​‍​ ​‍​‍‌‌​ ‌‌‌​‌​​‍ ‍‌ ‌​‌‍‍‌‌ ‌​‌‍ ​‌‍‌‌​‍‌‍‌ ​​‌‍‌‌‌ ​‍‌ ​ ‌ ​​‌‍‌‌‌‍​ ‌ ‌​‌‍‍‌‌ ‌‍‌‍‌‌​ ‌‌ ​​‌ ‌‌‌‍​‍‌‍ ​‌‍‍‌‌ ​ ‌‍‍​‌‍‌‌‌‍‌​​‍​‍‌ ‌
LETTERBOXD​​​​‌ ‍ ​‍​‍‌‍ ‌ ​‍‌‍‍‌‌‍‌ ‌‍‍‌‌‍ ‍​‍​‍​ ‍‍​‍​‍‌ ​ ‌‍​‌‌‍ ‍‌‍‍‌‌ ‌​‌ ‍‌​‍ ‍‌‍‍‌‌‍ ​‍​‍​‍ ​​‍​‍‌‍‍​‌ ​‍‌‍‌‌‌‍‌‍​‍​‍​ ‍‍​‍​‍‌‍‍​‌ ‌​‌ ‌​‌ ​​‌ ​ ​ ‍‍​‍ ​‍ ‌ ‌‌‌‍ ‌‌‍​‍‌ ​‍‌‍‌‌‌‍ ​‌‍ ​‌‍​‌​‍ ‍‌ ​ ‌‍​‌‌‍ ‍‌‍‍‌‌ ‌​‌ ‍‌​‍ ‍‌ ​ ‌ ‌​‌ ‌‌‌‍‌​‌‍‍‌‌‍ ​‍ ‌‍‍‌‌‍ ‍‌ ‌​‌‍‌‌‌‍ ‍‌ ‌​​‍ ‌‍‌‌‌‍‌​‌‍‍‌‌ ‌​​‍ ‌‍ ‌‌‍ ‌‍‌​‌‍‌‌​ ‌‌ ​​‌ ​‍‌‍‌‌‌ ​ ‌‍‌‌‌‍ ‍‌ ‌​‌‍​‌‌ ‌​‌‍‍‌‌‍ ‌‍ ‍​ ‍ ‌‍‍‌‌‍‌​​ ‌‌ ​ ‌‍‍‌‌ ‌​‌‍‌‌‌‌​ ‌‍‌‌‌ ‌​‌ ‌​‌‍‍‌‌‍ ‍‌‍‌ ‌ ​ ​ ‍ ‌ ‌​‌ ‍‌‌ ​​‌‍‌‌​ ‌‌ ​ ‌‍‍‌‌ ‌​‌‍‌‌‌‌​ ‌‍‌‌‌ ‌​‌ ‌​‌‍‍‌‌‍ ‍‌‍‌ ‌ ​ ​ ‍ ‌ ​​‌‍​‌‌ ‌​‌‍‍​​ ‌‌ ​ ‌‍ ‌‍​ ‌‍‍‌‌‍​‌‌‍ ​‌​ ​‌‍‍‌‌‍ ‍‌‍‍ ‌ ​ ​‍‌‌​ ‌‌‌​​‍‌‌ ‌‍‍ ‌‍‌‌‌ ‍‌​‍‌‌​ ​ ‌​‌​​‍‌‌​ ​ ‌​‌​​‍‌‌​ ​‍​ ​‍​ ​‌‌‍​‌‌‍​‌​ ‍‌​ ‌‍​ ‌​​ ‌‌​ ‌ ​‍ ‌‌‍​ ​ ​‍‌‍‌​​ ‍​​‍ ‌​ ‌​​ ​‍​ ‍​‌‍​‌​‍ ‌‌‍​‌‌‍​‌​ ‌‌‌‍​‍​‍ ‌‌‍​ ​ ​ ​ ​‍‌‍​‍​ ‍​​ ​‌‌‍​‌​ ​‍​ ‌​​ ​‍​ ‌‌‌‍‌‍​‍‌‌​ ​‍​ ​‍​‍‌‌​ ‌‌‌​‌​​‍ ‍‌ ‌​‌‍‍‌‌ ‌​‌‍ ​‌‍‌‌​ ‌‍​‍‌‍​‌‌ ​ ‌‍‌‌‌‌‌‌‌ ​‍‌‍ ​​ ‌‌‍‍​‌ ‌​‌ ‌​‌ ​​‌ ​ ​‍‌‌​ ​ ‌​​‌​‍‌‌​ ​‍‌​‌‍​‍‌‌​ ​‍‌​‌‍‌ ‌‌‌‍ ‌‌‍​‍‌ ​‍‌‍‌‌‌‍ ​‌‍ ​‌‍​‌​‍ ‍‌ ​ ‌‍​‌‌‍ ‍‌‍‍‌‌ ‌​‌ ‍‌​‍ ‍‌ ​ ‌ ‌​‌ ‌‌‌‍‌​‌‍‍‌‌‍ ​‍‌‍‌‍‍‌‌‍‌​​ ‌‌ ​ ‌‍‍‌‌ ‌​‌‍‌‌‌‌​ ‌‍‌‌‌ ‌​‌ ‌​‌‍‍‌‌‍ ‍‌‍‌ ‌ ​ ​‍‌‍‌ ‌​‌ ‍‌‌ ​​‌‍‌‌​ ‌‌ ​ ‌‍‍‌‌ ‌​‌‍‌‌‌‌​ ‌‍‌‌‌ ‌​‌ ‌​‌‍‍‌‌‍ ‍‌‍‌ ‌ ​ ​‍‌‍‌ ​​‌‍​‌‌ ‌​‌‍‍​​ ‌‌ ​ ‌‍ ‌‍​ ‌‍‍‌‌‍​‌‌‍ ​‌​ ​‌‍‍‌‌‍ ‍‌‍‍ ‌ ​ ​‍‌‌​ ‌‌‌​​‍‌‌ ‌‍‍ ‌‍‌‌‌ ‍‌​‍‌‌​ ​ ‌​‌​​‍‌‌​ ​ ‌​‌​​‍‌‌​ ​‍​ ​‍​ ​‌‌‍​‌‌‍​‌​ ‍‌​ ‌‍​ ‌​​ ‌‌​ ‌ ​‍ ‌‌‍​ ​ ​‍‌‍‌​​ ‍​​‍ ‌​ ‌​​ ​‍​ ‍​‌‍​‌​‍ ‌‌‍​‌‌‍​‌​ ‌‌‌‍​‍​‍ ‌‌‍​ ​ ​ ​ ​‍‌‍​‍​ ‍​​ ​‌‌‍​‌​ ​‍​ ‌​​ ​‍​ ‌‌‌‍‌‍​‍‌‌​ ​‍​ ​‍​‍‌‌​ ‌‌‌​‌​​‍ ‍‌ ‌​‌‍‍‌‌ ‌​‌‍ ​‌‍‌‌​‍‌‍‌ ​​‌‍‌‌‌ ​‍‌ ​ ‌ ​​‌‍‌‌‌‍​ ‌ ‌​‌‍‍‌‌ ‌‍‌‍‌‌​ ‌‌ ​​‌ ‌‌‌‍​‍‌‍ ​‌‍‍‌‌ ​ ‌‍‍​‌‍‌‌‌‍‌​​‍​‍‌ ‌
YOUTUBE​​​​‌ ‍ ​‍​‍‌‍ ‌ ​‍‌‍‍‌‌‍‌ ‌‍‍‌‌‍ ‍​‍​‍​ ‍‍​‍​‍‌ ​ ‌‍​‌‌‍ ‍‌‍‍‌‌ ‌​‌ ‍‌​‍ ‍‌‍‍‌‌‍ ​‍​‍​‍ ​​‍​‍‌‍‍​‌ ​‍‌‍‌‌‌‍‌‍​‍​‍​ ‍‍​‍​‍‌‍‍​‌ ‌​‌ ‌​‌ ​​‌ ​ ​ ‍‍​‍ ​‍ ‌ ‌‌‌‍ ‌‌‍​‍‌ ​‍‌‍‌‌‌‍ ​‌‍ ​‌‍​‌​‍ ‍‌ ​ ‌‍​‌‌‍ ‍‌‍‍‌‌ ‌​‌ ‍‌​‍ ‍‌ ​ ‌ ‌​‌ ‌‌‌‍‌​‌‍‍‌‌‍ ​‍ ‌‍‍‌‌‍ ‍‌ ‌​‌‍‌‌‌‍ ‍‌ ‌​​‍ ‌‍‌‌‌‍‌​‌‍‍‌‌ ‌​​‍ ‌‍ ‌‌‍ ‌‍‌​‌‍‌‌​ ‌‌ ​​‌ ​‍‌‍‌‌‌ ​ ‌‍‌‌‌‍ ‍‌ ‌​‌‍​‌‌ ‌​‌‍‍‌‌‍ ‌‍ ‍​ ‍ ‌‍‍‌‌‍‌​​ ‌‌ ​ ‌‍‍‌‌ ‌​‌‍‌‌‌‌​ ‌‍‌‌‌ ‌​‌ ‌​‌‍‍‌‌‍ ‍‌‍‌ ‌ ​ ​ ‍ ‌ ‌​‌ ‍‌‌ ​​‌‍‌‌​ ‌‌ ​ ‌‍‍‌‌ ‌​‌‍‌‌‌‌​ ‌‍‌‌‌ ‌​‌ ‌​‌‍‍‌‌‍ ‍‌‍‌ ‌ ​ ​ ‍ ‌ ​​‌‍​‌‌ ‌​‌‍‍​​ ‌‌ ​ ‌‍ ‌‍​ ‌‍‍‌‌‍​‌‌‍ ​‌​ ​‌‍‍‌‌‍ ‍‌‍‍ ‌ ​ ​‍‌‌​ ‌‌‌​​‍‌‌ ‌‍‍ ‌‍‌‌‌ ‍‌​‍‌‌​ ​ ‌​‌​​‍‌‌​ ​ ‌​‌​​‍‌‌​ ​‍​ ​‍​ ‌​‌‍‌​​ ​‍‌‍‌‍​ ​ ‌‍‌​​ ​‍​ ​‌​‍ ‌‌‍​‍​ ‌​​ ​ ‌‍‌‍​‍ ‌​ ‌​​ ‌‍​ ​​​ ‌ ​‍ ‌‌‍​‌​ ‌‍​ ‌‌​ ‌​​‍ ‌​ ​​‌‍​ ‌‍‌‍​ ‌‍​ ‌‍​ ‍​​ ​ ​ ‌ ​ ​‌‌‍​‍​ ‌ ​ ‌‍​‍‌‌​ ​‍​ ​‍​‍‌‌​ ‌‌‌​‌​​‍ ‍‌ ‌​‌‍‍‌‌ ‌​‌‍ ​‌‍‌‌​ ‌‍​‍‌‍​‌‌ ​ ‌‍‌‌‌‌‌‌‌ ​‍‌‍ ​​ ‌‌‍‍​‌ ‌​‌ ‌​‌ ​​‌ ​ ​‍‌‌​ ​ ‌​​‌​‍‌‌​ ​‍‌​‌‍​‍‌‌​ ​‍‌​‌‍‌ ‌‌‌‍ ‌‌‍​‍‌ ​‍‌‍‌‌‌‍ ​‌‍ ​‌‍​‌​‍ ‍‌ ​ ‌‍​‌‌‍ ‍‌‍‍‌‌ ‌​‌ ‍‌​‍ ‍‌ ​ ‌ ‌​‌ ‌‌‌‍‌​‌‍‍‌‌‍ ​‍‌‍‌‍‍‌‌‍‌​​ ‌‌ ​ ‌‍‍‌‌ ‌​‌‍‌‌‌‌​ ‌‍‌‌‌ ‌​‌ ‌​‌‍‍‌‌‍ ‍‌‍‌ ‌ ​ ​‍‌‍‌ ‌​‌ ‍‌‌ ​​‌‍‌‌​ ‌‌ ​ ‌‍‍‌‌ ‌​‌‍‌‌‌‌​ ‌‍‌‌‌ ‌​‌ ‌​‌‍‍‌‌‍ ‍‌‍‌ ‌ ​ ​‍‌‍‌ ​​‌‍​‌‌ ‌​‌‍‍​​ ‌‌ ​ ‌‍ ‌‍​ ‌‍‍‌‌‍​‌‌‍ ​‌​ ​‌‍‍‌‌‍ ‍‌‍‍ ‌ ​ ​‍‌‌​ ‌‌‌​​‍‌‌ ‌‍‍ ‌‍‌‌‌ ‍‌​‍‌‌​ ​ ‌​‌​​‍‌‌​ ​ ‌​‌​​‍‌‌​ ​‍​ ​‍​ ‌​‌‍‌​​ ​‍‌‍‌‍​ ​ ‌‍‌​​ ​‍​ ​‌​‍ ‌‌‍​‍​ ‌​​ ​ ‌‍‌‍​‍ ‌​ ‌​​ ‌‍​ ​​​ ‌ ​‍ ‌‌‍​‌​ ‌‍​ ‌‌​ ‌​​‍ ‌​ ​​‌‍​ ‌‍‌‍​ ‌‍​ ‌‍​ ‍​​ ​ ​ ‌ ​ ​‌‌‍​‍​ ‌ ​ ‌‍​‍‌‌​ ​‍​ ​‍​‍‌‌​ ‌‌‌​‌​​‍ ‍‌ ‌​‌‍‍‌‌ ‌​‌‍ ​‌‍‌‌​‍‌‍‌ ​​‌‍‌‌‌ ​‍‌ ​ ‌ ​​‌‍‌‌‌‍​ ‌ ‌​‌‍‍‌‌ ‌‍‌‍‌‌​ ‌‌ ​​‌ ‌‌‌‍​‍‌‍ ​‌‍‍‌‌ ​ ‌‍‍​‌‍‌‌‌‍‌​​‍​‍‌ ‌
FACEBOOK​​​​‌ ‍ ​‍​‍‌‍ ‌ ​‍‌‍‍‌‌‍‌ ‌‍‍‌‌‍ ‍​‍​‍​ ‍‍​‍​‍‌ ​ ‌‍​‌‌‍ ‍‌‍‍‌‌ ‌​‌ ‍‌​‍ ‍‌‍‍‌‌‍ ​‍​‍​‍ ​​‍​‍‌‍‍​‌ ​‍‌‍‌‌‌‍‌‍​‍​‍​ ‍‍​‍​‍‌‍‍​‌ ‌​‌ ‌​‌ ​​‌ ​ ​ ‍‍​‍ ​‍ ‌ ‌‌‌‍ ‌‌‍​‍‌ ​‍‌‍‌‌‌‍ ​‌‍ ​‌‍​‌​‍ ‍‌ ​ ‌‍​‌‌‍ ‍‌‍‍‌‌ ‌​‌ ‍‌​‍ ‍‌ ​ ‌ ‌​‌ ‌‌‌‍‌​‌‍‍‌‌‍ ​‍ ‌‍‍‌‌‍ ‍‌ ‌​‌‍‌‌‌‍ ‍‌ ‌​​‍ ‌‍‌‌‌‍‌​‌‍‍‌‌ ‌​​‍ ‌‍ ‌‌‍ ‌‍‌​‌‍‌‌​ ‌‌ ​​‌ ​‍‌‍‌‌‌ ​ ‌‍‌‌‌‍ ‍‌ ‌​‌‍​‌‌ ‌​‌‍‍‌‌‍ ‌‍ ‍​ ‍ ‌‍‍‌‌‍‌​​ ‌‌ ​ ‌‍‍‌‌ ‌​‌‍‌‌‌‌​ ‌‍‌‌‌ ‌​‌ ‌​‌‍‍‌‌‍ ‍‌‍‌ ‌ ​ ​ ‍ ‌ ‌​‌ ‍‌‌ ​​‌‍‌‌​ ‌‌ ​ ‌‍‍‌‌ ‌​‌‍‌‌‌‌​ ‌‍‌‌‌ ‌​‌ ‌​‌‍‍‌‌‍ ‍‌‍‌ ‌ ​ ​ ‍ ‌ ​​‌‍​‌‌ ‌​‌‍‍​​ ‌‌ ​ ‌‍ ‌‍​ ‌‍‍‌‌‍​‌‌‍ ​‌​ ​‌‍‍‌‌‍ ‍‌‍‍ ‌ ​ ​‍‌‌​ ‌‌‌​​‍‌‌ ‌‍‍ ‌‍‌‌‌ ‍‌​‍‌‌​ ​ ‌​‌​​‍‌‌​ ​ ‌​‌​​‍‌‌​ ​‍​ ​‍‌‍​‌​ ​​​ ‍‌‌‍‌‍​ ​​‌‍​‌​ ‍​‌‍​‍​‍ ‌​ ‌ ​ ​ ‌‍​‍​ ‌​​‍ ‌​ ‌​‌‍​‍​ ​​​ ‌​​‍ ‌‌‍​‌​ ‍​​ ​​‌‍‌‍​‍ ‌​ ​‍​ ‌​​ ‍​​ ​​​ ‌‍‌‍‌​​ ​‌​ ‍​​ ‍‌‌‍‌​​ ‍‌‌‍​ ​‍‌‌​ ​‍​ ​‍​‍‌‌​ ‌‌‌​‌​​‍ ‍‌ ‌​‌‍‍‌‌ ‌​‌‍ ​‌‍‌‌​ ‌‍​‍‌‍​‌‌ ​ ‌‍‌‌‌‌‌‌‌ ​‍‌‍ ​​ ‌‌‍‍​‌ ‌​‌ ‌​‌ ​​‌ ​ ​‍‌‌​ ​ ‌​​‌​‍‌‌​ ​‍‌​‌‍​‍‌‌​ ​‍‌​‌‍‌ ‌‌‌‍ ‌‌‍​‍‌ ​‍‌‍‌‌‌‍ ​‌‍ ​‌‍​‌​‍ ‍‌ ​ ‌‍​‌‌‍ ‍‌‍‍‌‌ ‌​‌ ‍‌​‍ ‍‌ ​ ‌ ‌​‌ ‌‌‌‍‌​‌‍‍‌‌‍ ​‍‌‍‌‍‍‌‌‍‌​​ ‌‌ ​ ‌‍‍‌‌ ‌​‌‍‌‌‌‌​ ‌‍‌‌‌ ‌​‌ ‌​‌‍‍‌‌‍ ‍‌‍‌ ‌ ​ ​‍‌‍‌ ‌​‌ ‍‌‌ ​​‌‍‌‌​ ‌‌ ​ ‌‍‍‌‌ ‌​‌‍‌‌‌‌​ ‌‍‌‌‌ ‌​‌ ‌​‌‍‍‌‌‍ ‍‌‍‌ ‌ ​ ​‍‌‍‌ ​​‌‍​‌‌ ‌​‌‍‍​​ ‌‌ ​ ‌‍ ‌‍​ ‌‍‍‌‌‍​‌‌‍ ​‌​ ​‌‍‍‌‌‍ ‍‌‍‍ ‌ ​ ​‍‌‌​ ‌‌‌​​‍‌‌ ‌‍‍ ‌‍‌‌‌ ‍‌​‍‌‌​ ​ ‌​‌​​‍‌‌​ ​ ‌​‌​​‍‌‌​ ​‍​ ​‍‌‍​‌​ ​​​ ‍‌‌‍‌‍​ ​​‌‍​‌​ ‍​‌‍​‍​‍ ‌​ ‌ ​ ​ ‌‍​‍​ ‌​​‍ ‌​ ‌​‌‍​‍​ ​​​ ‌​​‍ ‌‌‍​‌​ ‍​​ ​​‌‍‌‍​‍ ‌​ ​‍​ ‌​​ ‍​​ ​​​ ‌‍‌‍‌​​ ​‌​ ‍​​ ‍‌‌‍‌​​ ‍‌‌‍​ ​‍‌‌​ ​‍​ ​‍​‍‌‌​ ‌‌‌​‌​​‍ ‍‌ ‌​‌‍‍‌‌ ‌​‌‍ ​‌‍‌‌​‍‌‍‌ ​​‌‍‌‌‌ ​‍‌ ​ ‌ ​​‌‍‌‌‌‍​ ‌ ‌​‌‍‍‌‌ ‌‍‌‍‌‌​ ‌‌ ​​‌ ‌‌‌‍​‍‌‍ ​‌‍‍‌‌ ​ ‌‍‍​‌‍‌‌‌‍‌​​‍​‍‌ ‌
X​​​​‌ ‍ ​‍​‍‌‍ ‌ ​‍‌‍‍‌‌‍‌ ‌‍‍‌‌‍ ‍​‍​‍​ ‍‍​‍​‍‌ ​ ‌‍​‌‌‍ ‍‌‍‍‌‌ ‌​‌ ‍‌​‍ ‍‌‍‍‌‌‍ ​‍​‍​‍ ​​‍​‍‌‍‍​‌ ​‍‌‍‌‌‌‍‌‍​‍​‍​ ‍‍​‍​‍‌‍‍​‌ ‌​‌ ‌​‌ ​​‌ ​ ​ ‍‍​‍ ​‍ ‌ ‌‌‌‍ ‌‌‍​‍‌ ​‍‌‍‌‌‌‍ ​‌‍ ​‌‍​‌​‍ ‍‌ ​ ‌‍​‌‌‍ ‍‌‍‍‌‌ ‌​‌ ‍‌​‍ ‍‌ ​ ‌ ‌​‌ ‌‌‌‍‌​‌‍‍‌‌‍ ​‍ ‌‍‍‌‌‍ ‍‌ ‌​‌‍‌‌‌‍ ‍‌ ‌​​‍ ‌‍‌‌‌‍‌​‌‍‍‌‌ ‌​​‍ ‌‍ ‌‌‍ ‌‍‌​‌‍‌‌​ ‌‌ ​​‌ ​‍‌‍‌‌‌ ​ ‌‍‌‌‌‍ ‍‌ ‌​‌‍​‌‌ ‌​‌‍‍‌‌‍ ‌‍ ‍​ ‍ ‌‍‍‌‌‍‌​​ ‌‌ ​ ‌‍‍‌‌ ‌​‌‍‌‌‌‌​ ‌‍‌‌‌ ‌​‌ ‌​‌‍‍‌‌‍ ‍‌‍‌ ‌ ​ ​ ‍ ‌ ‌​‌ ‍‌‌ ​​‌‍‌‌​ ‌‌ ​ ‌‍‍‌‌ ‌​‌‍‌‌‌‌​ ‌‍‌‌‌ ‌​‌ ‌​‌‍‍‌‌‍ ‍‌‍‌ ‌ ​ ​ ‍ ‌ ​​‌‍​‌‌ ‌​‌‍‍​​ ‌‌ ​ ‌‍ ‌‍​ ‌‍‍‌‌‍​‌‌‍ ​‌​ ​‌‍‍‌‌‍ ‍‌‍‍ ‌ ​ ​‍‌‌​ ‌‌‌​​‍‌‌ ‌‍‍ ‌‍‌‌‌ ‍‌​‍‌‌​ ​ ‌​‌​​‍‌‌​ ​ ‌​‌​​‍‌‌​ ​‍​ ​‍‌‍​‌‌‍‌‌​ ‍​‌‍‌‌​ ‌​‌‍‌​‌‍‌‌​ ​‍​‍ ‌‌‍​ ​ ‍‌‌‍‌‌​ ‍​​‍ ‌​ ‌​‌‍​‍​ ​‌​ ​ ​‍ ‌‌‍​‍‌‍‌​​ ​‌​ ‍​​‍ ‌‌‍‌‌‌‍​ ‌‍‌‍‌‍‌​‌‍​ ​ ‍‌​ ‌ ‌‍‌‌‌‍​ ​ ​‌​ ‌ ​ ‌ ​‍‌‌​ ​‍​ ​‍​‍‌‌​ ‌‌‌​‌​​‍ ‍‌ ‌​‌‍‍‌‌ ‌​‌‍ ​‌‍‌‌​ ‌‍​‍‌‍​‌‌ ​ ‌‍‌‌‌‌‌‌‌ ​‍‌‍ ​​ ‌‌‍‍​‌ ‌​‌ ‌​‌ ​​‌ ​ ​‍‌‌​ ​ ‌​​‌​‍‌‌​ ​‍‌​‌‍​‍‌‌​ ​‍‌​‌‍‌ ‌‌‌‍ ‌‌‍​‍‌ ​‍‌‍‌‌‌‍ ​‌‍ ​‌‍​‌​‍ ‍‌ ​ ‌‍​‌‌‍ ‍‌‍‍‌‌ ‌​‌ ‍‌​‍ ‍‌ ​ ‌ ‌​‌ ‌‌‌‍‌​‌‍‍‌‌‍ ​‍‌‍‌‍‍‌‌‍‌​​ ‌‌ ​ ‌‍‍‌‌ ‌​‌‍‌‌‌‌​ ‌‍‌‌‌ ‌​‌ ‌​‌‍‍‌‌‍ ‍‌‍‌ ‌ ​ ​‍‌‍‌ ‌​‌ ‍‌‌ ​​‌‍‌‌​ ‌‌ ​ ‌‍‍‌‌ ‌​‌‍‌‌‌‌​ ‌‍‌‌‌ ‌​‌ ‌​‌‍‍‌‌‍ ‍‌‍‌ ‌ ​ ​‍‌‍‌ ​​‌‍​‌‌ ‌​‌‍‍​​ ‌‌ ​ ‌‍ ‌‍​ ‌‍‍‌‌‍​‌‌‍ ​‌​ ​‌‍‍‌‌‍ ‍‌‍‍ ‌ ​ ​‍‌‌​ ‌‌‌​​‍‌‌ ‌‍‍ ‌‍‌‌‌ ‍‌​‍‌‌​ ​ ‌​‌​​‍‌‌​ ​ ‌​‌​​‍‌‌​ ​‍​ ​‍‌‍​‌‌‍‌‌​ ‍​‌‍‌‌​ ‌​‌‍‌​‌‍‌‌​ ​‍​‍ ‌‌‍​ ​ ‍‌‌‍‌‌​ ‍​​‍ ‌​ ‌​‌‍​‍​ ​‌​ ​ ​‍ ‌‌‍​‍‌‍‌​​ ​‌​ ‍​​‍ ‌‌‍‌‌‌‍​ ‌‍‌‍‌‍‌​‌‍​ ​ ‍‌​ ‌ ‌‍‌‌‌‍​ ​ ​‌​ ‌ ​ ‌ ​‍‌‌​ ​‍​ ​‍​‍‌‌​ ‌‌‌​‌​​‍ ‍‌ ‌​‌‍‍‌‌ ‌​‌‍ ​‌‍‌‌​‍‌‍‌ ​​‌‍‌‌‌ ​‍‌ ​ ‌ ​​‌‍‌‌‌‍​ ‌ ‌​‌‍‍‌‌ ‌‍‌‍‌‌​ ‌‌ ​​‌ ‌‌‌‍​‍‌‍ ​‌‍‍‌‌ ​ ‌‍‍​‌‍‌‌‌‍‌​​‍​‍‌ ‌
BROLLIE​​​​‌ ‍ ​‍​‍‌‍ ‌ ​‍‌‍‍‌‌‍‌ ‌‍‍‌‌‍ ‍​‍​‍​ ‍‍​‍​‍‌ ​ ‌‍​‌‌‍ ‍‌‍‍‌‌ ‌​‌ ‍‌​‍ ‍‌‍‍‌‌‍ ​‍​‍​‍ ​​‍​‍‌‍‍​‌ ​‍‌‍‌‌‌‍‌‍​‍​‍​ ‍‍​‍​‍‌‍‍​‌ ‌​‌ ‌​‌ ​​‌ ​ ​ ‍‍​‍ ​‍ ‌ ‌‌‌‍ ‌‌‍​‍‌ ​‍‌‍‌‌‌‍ ​‌‍ ​‌‍​‌​‍ ‍‌ ​ ‌‍​‌‌‍ ‍‌‍‍‌‌ ‌​‌ ‍‌​‍ ‍‌ ​ ‌ ‌​‌ ‌‌‌‍‌​‌‍‍‌‌‍ ​‍ ‌‍‍‌‌‍ ‍‌ ‌​‌‍‌‌‌‍ ‍‌ ‌​​‍ ‌‍‌‌‌‍‌​‌‍‍‌‌ ‌​​‍ ‌‍ ‌‌‍ ‌‍‌​‌‍‌‌​ ‌‌ ​​‌ ​‍‌‍‌‌‌ ​ ‌‍‌‌‌‍ ‍‌ ‌​‌‍​‌‌ ‌​‌‍‍‌‌‍ ‌‍ ‍​ ‍ ‌‍‍‌‌‍‌​​ ‌‌ ​ ‌‍‍‌‌ ‌​‌‍‌‌‌‌​ ‌‍‌‌‌ ‌​‌ ‌​‌‍‍‌‌‍ ‍‌‍‌ ‌ ​ ​ ‍ ‌ ‌​‌ ‍‌‌ ​​‌‍‌‌​ ‌‌ ​ ‌‍‍‌‌ ‌​‌‍‌‌‌‌​ ‌‍‌‌‌ ‌​‌ ‌​‌‍‍‌‌‍ ‍‌‍‌ ‌ ​ ​ ‍ ‌ ​​‌‍​‌‌ ‌​‌‍‍​​ ‌‌‍‌‌‌ ‍​‌ ‌​‌‍‌‌‌ ​‍‌‍ ‍‌‍​‌‌‍ ​‌​ ​‌‍‍‌‌‍ ‍‌‍‍ ‌ ​ ​‍‌‌​ ‌‌‌​​‍‌‌ ‌‍‍ ‌‍‌‌‌ ‍‌​‍‌‌​ ​ ‌​‌​​‍‌‌​ ​ ‌​‌​​‍‌‌​ ​‍​ ​‍​ ‌ ​ ‌​‌‍​‌​ ‌ ​ ​ ​ ‌‍​ ‍​​ ‌‌​‍ ‌‌‍‌‌​ ​‌​ ‍​​ ‍‌​‍ ‌​ ‌​​ ‌‍​ ​‌​ ​​​‍ ‌‌‍​‍‌‍​ ​ ​‌​ ​‌​‍ ‌​ ​ ​ ‌ ‌‍‌​​ ​​‌‍​ ​ ​‍​ ‌ ​ ​‌​ ​‌‌‍‌​​ ‌‍​ ‌​​‍‌‌​ ​‍​ ​‍​‍‌‌​ ‌‌‌​‌​​‍ ‍‌ ‌​‌‍‍‌‌ ‌​‌‍ ​‌‍‌‌​ ‌‍​‍‌‍​‌‌ ​ ‌‍‌‌‌‌‌‌‌ ​‍‌‍ ​​ ‌‌‍‍​‌ ‌​‌ ‌​‌ ​​‌ ​ ​‍‌‌​ ​ ‌​​‌​‍‌‌​ ​‍‌​‌‍​‍‌‌​ ​‍‌​‌‍‌ ‌‌‌‍ ‌‌‍​‍‌ ​‍‌‍‌‌‌‍ ​‌‍ ​‌‍​‌​‍ ‍‌ ​ ‌‍​‌‌‍ ‍‌‍‍‌‌ ‌​‌ ‍‌​‍ ‍‌ ​ ‌ ‌​‌ ‌‌‌‍‌​‌‍‍‌‌‍ ​‍‌‍‌‍‍‌‌‍‌​​ ‌‌ ​ ‌‍‍‌‌ ‌​‌‍‌‌‌‌​ ‌‍‌‌‌ ‌​‌ ‌​‌‍‍‌‌‍ ‍‌‍‌ ‌ ​ ​‍‌‍‌ ‌​‌ ‍‌‌ ​​‌‍‌‌​ ‌‌ ​ ‌‍‍‌‌ ‌​‌‍‌‌‌‌​ ‌‍‌‌‌ ‌​‌ ‌​‌‍‍‌‌‍ ‍‌‍‌ ‌ ​ ​‍‌‍‌ ​​‌‍​‌‌ ‌​‌‍‍​​ ‌‌‍‌‌‌ ‍​‌ ‌​‌‍‌‌‌ ​‍‌‍ ‍‌‍​‌‌‍ ​‌​ ​‌‍‍‌‌‍ ‍‌‍‍ ‌ ​ ​‍‌‌​ ‌‌‌​​‍‌‌ ‌‍‍ ‌‍‌‌‌ ‍‌​‍‌‌​ ​ ‌​‌​​‍‌‌​ ​ ‌​‌​​‍‌‌​ ​‍​ ​‍​ ‌ ​ ‌​‌‍​‌​ ‌ ​ ​ ​ ‌‍​ ‍​​ ‌‌​‍ ‌‌‍‌‌​ ​‌​ ‍​​ ‍‌​‍ ‌​ ‌​​ ‌‍​ ​‌​ ​​​‍ ‌‌‍​‍‌‍​ ​ ​‌​ ​‌​‍ ‌​ ​ ​ ‌ ‌‍‌​​ ​​‌‍​ ​ ​‍​ ‌ ​ ​‌​ ​‌‌‍‌​​ ‌‍​ ‌​​‍‌‌​ ​‍​ ​‍​‍‌‌​ ‌‌‌​‌​​‍ ‍‌ ‌​‌‍‍‌‌ ‌​‌‍ ​‌‍‌‌​‍‌‍‌ ​​‌‍‌‌‌ ​‍‌ ​ ‌ ​​‌‍‌‌‌‍​ ‌ ‌​‌‍‍‌‌ ‌‍‌‍‌‌​ ‌‌ ​​‌ ‌‌‌‍​‍‌‍ ​‌‍‍‌‌ ​ ‌‍‍​‌‍‌‌‌‍‌​​‍​‍‌ ‌ ↗